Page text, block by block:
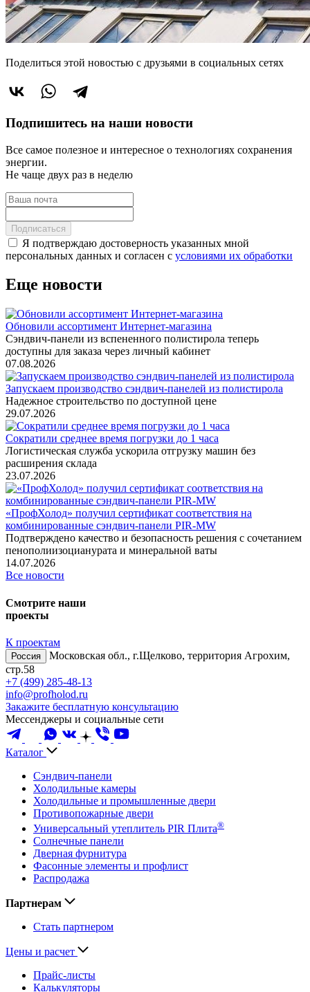
Поделиться этой новостью с друзьями в социальных сетях
Подпишитесь на наши новости
Все самое полезное и интересное о технологиях сохранения
энергии.
Не чаще двух раз в неделю
Подписаться
Я подтверждаю достоверность указанных мной
персональных данных и согласен с условиями их обработки
Еще новости
Обновили ассортимент Интернет-магазина
Сэндвич-панели из вспененного полистирола теперь
доступны для заказа через личный кабинет
07.08.2026
Запускаем производство сэндвич-панелей из полистирола
Надежное строительство по доступной цене
29.07.2026
Сократили среднее время погрузки до 1 часа
Логистическая служба ускорила отгрузку машин без
расширения склада
23.07.2026
«ПрофХолод» получил сертификат соответствия на
комбинированные сэндвич‑панели PIR‑MW
Подтверждено качество и безопасность решения с сочетанием
пенополиизоцианурата и минеральной ваты
14.07.2026
Все новости
Смотрите наши
проекты
К проектам
Россия
Московская обл., г.Щелково, территория Агрохим,
стр.58
+7 (499) 285-48-13
info@profholod.ru
Закажите бесплатную консультацию
Мессенджеры и социальные сети
Каталог
Сэндвич-панели
Холодильные камеры
Холодильные и промышленные двери
Противопожарные двери
Универсальный утеплитель PIR Плита®
Солнечные панели
Дверная фурнитура
Фасонные элементы и профлист
Распродажа
Партнерам
Стать партнером
Цены и расчет
Прайс-листы
Калькуляторы